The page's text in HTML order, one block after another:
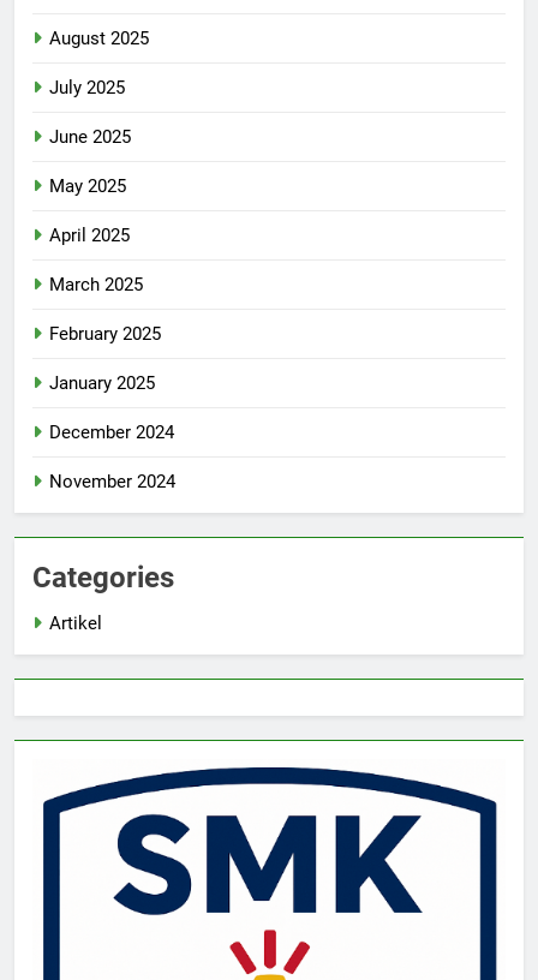
August 2025
July 2025
June 2025
May 2025
April 2025
March 2025
February 2025
January 2025
December 2024
November 2024
Categories
Artikel